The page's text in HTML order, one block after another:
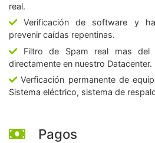
real.
Verificación de software y
prevenir caídas repentinas.
Filtro de Spam real mas del
directamente en nuestro Datacenter.
Verficación permanente de
Sistema eléctrico, sistema de
Pagos